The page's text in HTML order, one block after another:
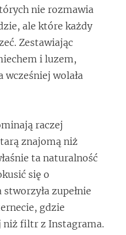
nie rozmawia
ale które każdy
Zestawiając
i luzem,
wcześniej wolała
raczej
znajomą niż
ta naturalność
się o
zupełnie
gdzie
niż filtr z Instagrama.